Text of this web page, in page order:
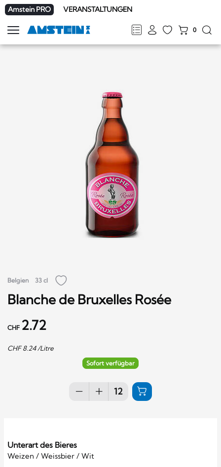
Amstein PRO VERANSTALTUNGEN
FRDEENIT
0
Navigation
zeigen
Belgien 33 cl
Blanche de Bruxelles Rosée
CHF 2.72
CHF8.24/Litre
Sofort verfügbar
Unterart des Bieres
Weizen / Weissbier / Wit